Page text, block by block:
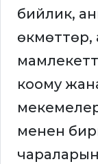
бийлик,
өкмөттөр,
коому
менен
чараларын